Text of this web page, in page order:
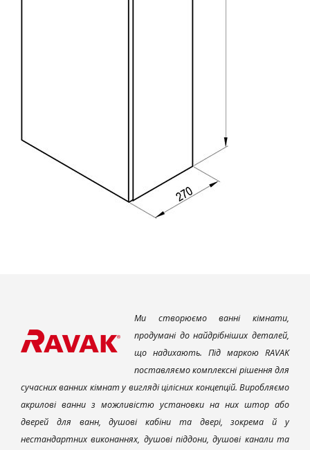
Ми створюємо ванні кімнати,
продумані до найдрібніших деталей,
що надихають. Під маркою RAVAK
поставляємо комплексні рішення для
сучасних ванних кімнат у вигляді цілісних концепцій. Виробляємо
акрилові ванни з можливістю установки на них штор або
дверей для ванн, душові кабіни та двері, зокрема й у
нестандартних виконаннях, душові піддони, душові канали та